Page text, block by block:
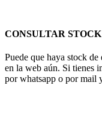
CONSULTAR STOCK
Puede que haya stock
en la web aún. Si tienes
por whatsapp o por mail